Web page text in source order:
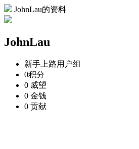
JohnLau的资料
JohnLau
新手上路用户组
0积分
0 威望
0 金钱
0 贡献